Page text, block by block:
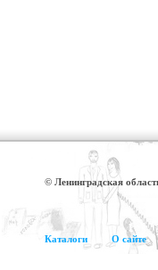
© Ленинградская
Каталоги О сайте